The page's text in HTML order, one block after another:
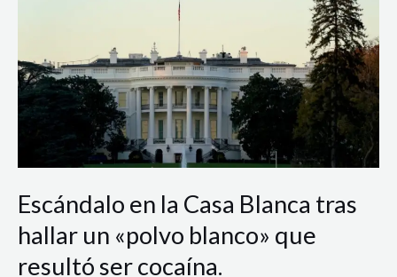
Escándalo en la Casa Blanca tras
hallar un «polvo blanco» que
resultó ser cocaína.
hallar
un
«polvo
blanco»
cocaína.